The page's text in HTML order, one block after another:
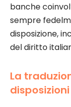
banche
sempre
disposizione,
del diritto
La